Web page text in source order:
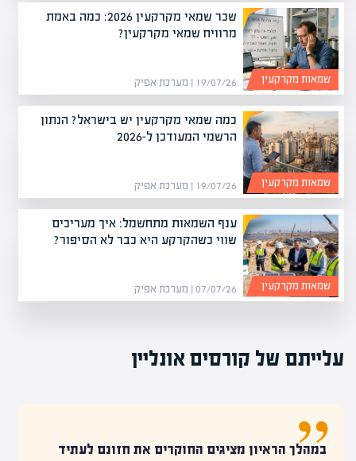
שכר שמאי מקרקעין 2026: כמה באמת
מרוויח שמאי מקרקעין?
19/07/26 | מערכת אפיק שמאות מקרקעין
כמה שמאי מקרקעין יש בישראל? הנתון
הרשמי המעודכן ל-2026
19/07/26 | מערכת אפיק שמאות מקרקעין
ענף השמאות מתחשמל: איך מעריכים
שווי כשהקרקע היא כבר לא הסיפור?
07/07/26 | מערכת אפיק שמאות מקרקעין
עלייתם של קורסים אונליין
במהלך הראיון מציגים החוקרים את חזונם לעתיד